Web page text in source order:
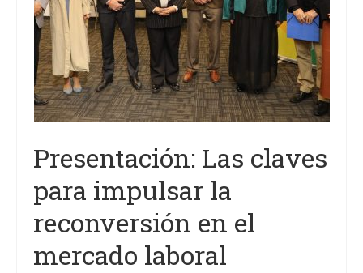
Presentación: Las claves
para impulsar la
reconversión en el
mercado laboral